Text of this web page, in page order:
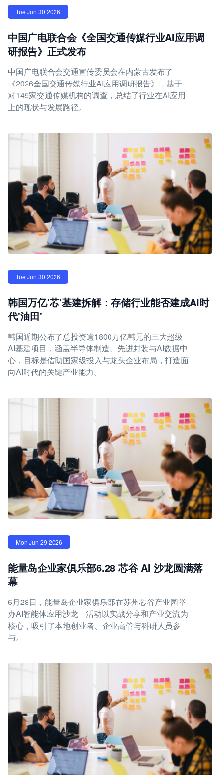
Tue Jun 30 2026
中国广电联合会《全国交通传媒行业AI应用调
研报告》正式发布
中国广电联合会交通宣传委员会在内蒙古发布了
《2026全国交通传媒行业AI应用调研报告》，基于
对145家交通传媒机构的调查，总结了行业在AI应用
上的现状与发展路径。
Tue Jun 30 2026
韩国万亿'芯'基建拆解：存储行业能否建成AI时
代'油田'
韩国近期公布了总投资逾1800万亿韩元的三大超级
AI基建项目，涵盖半导体制造、先进封装与AI数据中
心，目标是借助国家级投入与龙头企业布局，打造面
向AI时代的关键产业能力。
Mon Jun 29 2026
能量岛企业家俱乐部6.28 芯谷 AI 沙龙圆满落
幕
6月28日，能量岛企业家俱乐部在苏州芯谷产业园举
办AI智能体应用沙龙，活动以实战分享和产业交流为
核心，吸引了本地创业者、企业高管与科研人员参
与。